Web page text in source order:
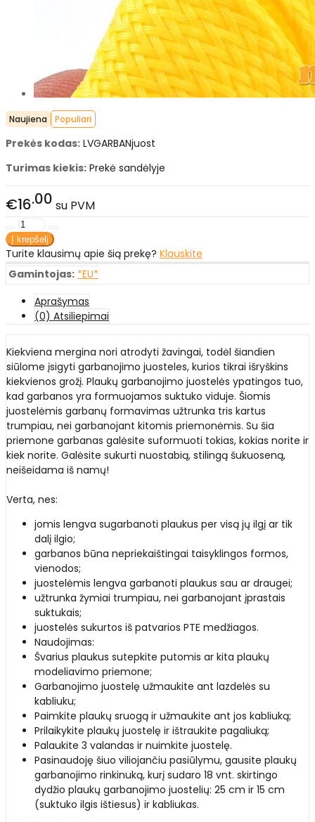
Naujiena Populiari
Prekės kodas: LVGARBANjuost
Turimas kiekis: Prekė sandėlyje
€16 00 su PVM
Turite klausimų apie šią prekę? Klauskite
Gamintojas: *EU*
Aprašymas
(0) Atsiliepimai
Kiekviena mergina nori atrodyti žavingai, todėl šiandien
siūlome įsigyti garbanojimo juosteles, kurios tikrai išryškins
kiekvienos grožį. Plaukų garbanojimo juostelės ypatingos tuo,
kad garbanos yra formuojamos suktuko viduje. Šiomis
juostelėmis garbanų formavimas užtrunka tris kartus
trumpiau, nei garbanojant kitomis priemonėmis. Su šia
priemone garbanas galėsite suformuoti tokias, kokias norite ir
kiek norite. Galėsite sukurti nuostabią, stilingą šukuoseną,
neišeidama iš namų!
Verta, nes:
jomis lengva sugarbanoti plaukus per visą jų ilgį ar tik
dalį ilgio;
garbanos būna nepriekaištingai taisyklingos formos,
vienodos;
juostelėmis lengva garbanoti plaukus sau ar draugei;
užtrunka žymiai trumpiau, nei garbanojant įprastais
suktukais;
juostelės sukurtos iš patvarios PTE medžiagos.
Naudojimas:
Švarius plaukus sutepkite putomis ar kita plaukų
modeliavimo priemone;
Garbanojimo juostelę užmaukite ant lazdelės su
kabliuku;
Paimkite plaukų sruogą ir užmaukite ant jos kabliuką;
Prilaikykite plaukų juostelę ir ištraukite pagaliuką;
Palaukite 3 valandas ir nuimkite juostelę.
Pasinaudoję šiuo viliojančiu pasiūlymu, gausite plaukų
garbanojimo rinkinuką, kurį sudaro 18 vnt. skirtingo
dydžio plaukų garbanojimo juostelių: 25 cm ir 15 cm
(suktuko ilgis ištiesus) ir kabliukas.